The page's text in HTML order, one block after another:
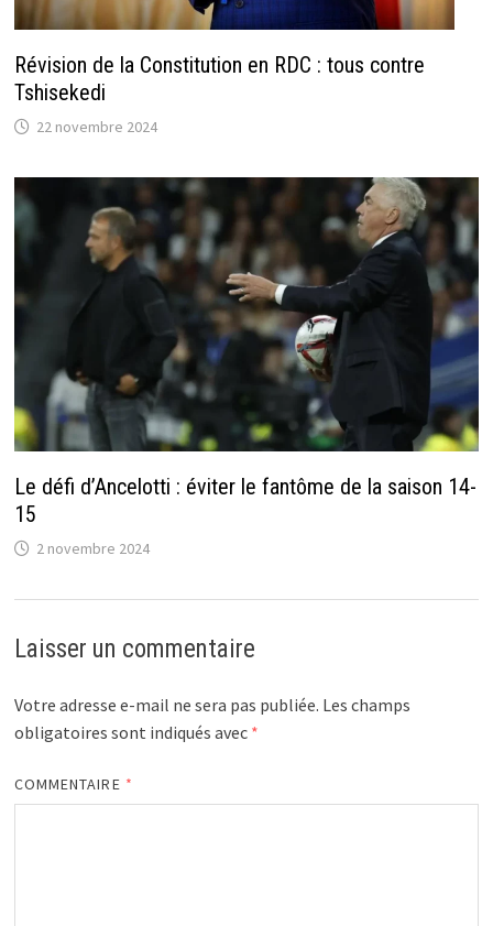
Révision de la Constitution en RDC : tous contre
Tshisekedi
22 novembre 2024
Le défi d’Ancelotti : éviter le fantôme de la saison 14-
15
2 novembre 2024
Laisser un commentaire
Votre adresse e-mail ne sera pas publiée. Les champs
obligatoires sont indiqués avec *
COMMENTAIRE *